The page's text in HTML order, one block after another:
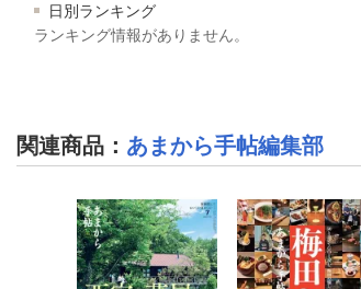
日別ランキング
ランキング情報がありません。
関連商品 ： あまから手帖編集部